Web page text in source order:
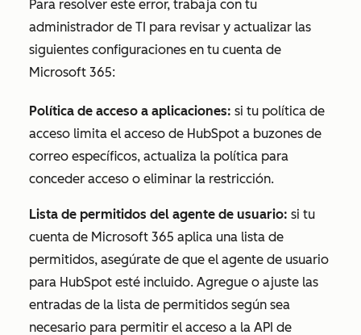
Para resolver este error, trabaja con tu
administrador de TI para revisar y actualizar las
siguientes configuraciones en tu cuenta de
Microsoft 365:
Política de acceso a aplicaciones: si tu política de
acceso limita el acceso de HubSpot a buzones de
correo específicos, actualiza la política para
conceder acceso o eliminar la restricción.
Lista de permitidos del agente de usuario: si tu
cuenta de Microsoft 365 aplica una lista de
permitidos, asegúrate de que el agente de usuario
para HubSpot esté incluido. Agregue o ajuste las
entradas de la lista de permitidos según sea
necesario para permitir el acceso a la API de